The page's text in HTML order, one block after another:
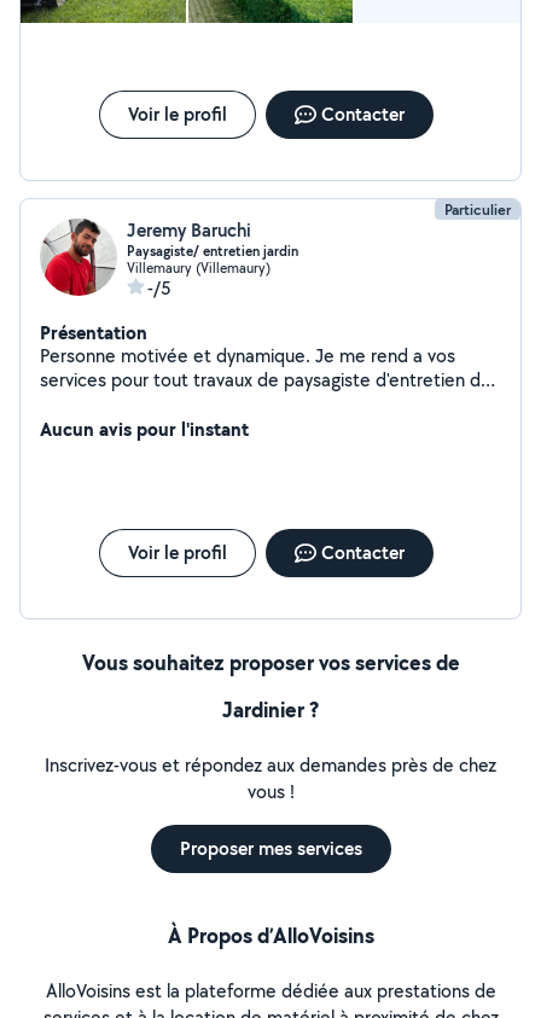
Voir le profil Contacter
Particulier
Jeremy Baruchi
Paysagiste/ entretien jardin
Villemaury (Villemaury)
-/5
Présentation
Personne motivée et dynamique. Je me rend a vos
services pour tout travaux de paysagiste d'entretien de
Aucun avis pour l'instant
Voir le profil Contacter
Vous souhaitez proposer vos services de
Jardinier ?
Inscrivez-vous et répondez aux demandes près de chez
vous !
Proposer mes services
À Propos d’AlloVoisins
AlloVoisins est la plateforme dédiée aux prestations de